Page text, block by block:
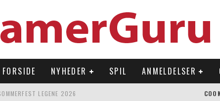
FORSIDE NYHEDER SPIL ANMELDELSER
LEGENE 2026